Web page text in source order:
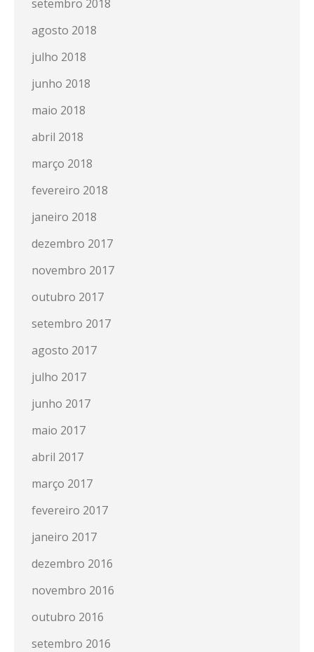
setembro 2018
agosto 2018
julho 2018
junho 2018
maio 2018
abril 2018
março 2018
fevereiro 2018
janeiro 2018
dezembro 2017
novembro 2017
outubro 2017
setembro 2017
agosto 2017
julho 2017
junho 2017
maio 2017
abril 2017
março 2017
fevereiro 2017
janeiro 2017
dezembro 2016
novembro 2016
outubro 2016
setembro 2016